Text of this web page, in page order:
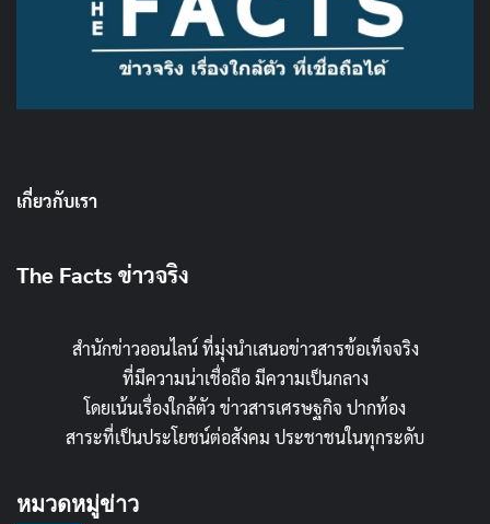
เกี่ยวกับเรา
The Facts ข่าวจริง
สำนักข่าวออนไลน์ ที่มุ่งนำเสนอข่าวสารข้อเท็จจริง
ที่มีความน่าเชื่อถือ มีความเป็นกลาง
โดยเน้นเรื่องใกล้ตัว ข่าวสารเศรษฐกิจ ปากท้อง
สาระที่เป็นประโยชน์ต่อสังคม ประชาชนในทุกระดับ
หมวดหมู่ข่าว